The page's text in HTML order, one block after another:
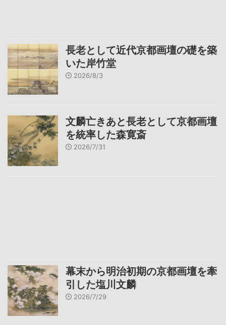
長老として近代京都画壇の礎を築
いた岸竹堂
2026/8/3
文麟亡きあと長老として京都画壇
を統率した森寛斎
2026/7/31
幕末から明治初期の京都画壇を牽
引した塩川文麟
2026/7/29